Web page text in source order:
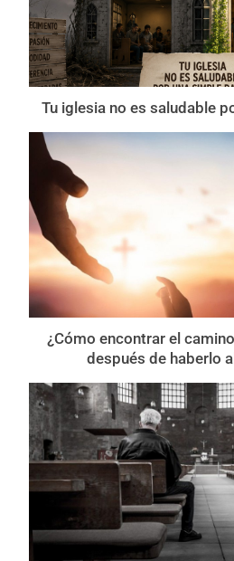
Tu iglesia no es saludable
¿Cómo encontrar el
después de haberlo